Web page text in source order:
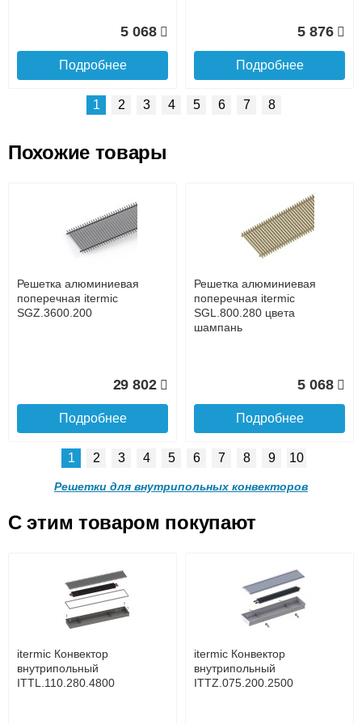
до подъезда
Подробнее о доставке
5 068
Подробнее
5 876
Подробнее
поперечная itermic
SGL.800.400 цвета
Решетка алюминиевая
поперечная itermic
SGL.900.160 цвета
шампань
Подробнее
Решетка алюминиевая
поперечная itermic
SGL.900.220 цвета
4 910
Подробнее
Решетка алюминиевая
SGL.900.280 цвета
5 702
Подробнее
1 2 3 4 5 6 7 8
Похожие товары
Решетка алюминиевая
поперечная itermic
SGZ.3600.200
29 802
Подробнее
Решетка алюминиевая
поперечная itermic
SGL.800.280 цвета
шампань
5 068
Подробнее
SGL.800.340 цвета
Подробнее
SGL.800.400 цвета
Подробнее
1 2 3 4 5 6 7 8 9 10
Решетки для внутрипольных конвекторов
C этим товаром покупают
itermic Конвектор
внутрипольный
ITTL.110.280.4800
itermic Конвектор
внутрипольный
ITTZ.075.200.2500